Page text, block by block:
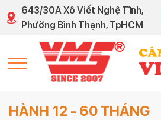
643/30A Xô Viết Nghệ Tĩnh,
Phường Bình Thạnh, TpHCM
12 - 60 THÁNG